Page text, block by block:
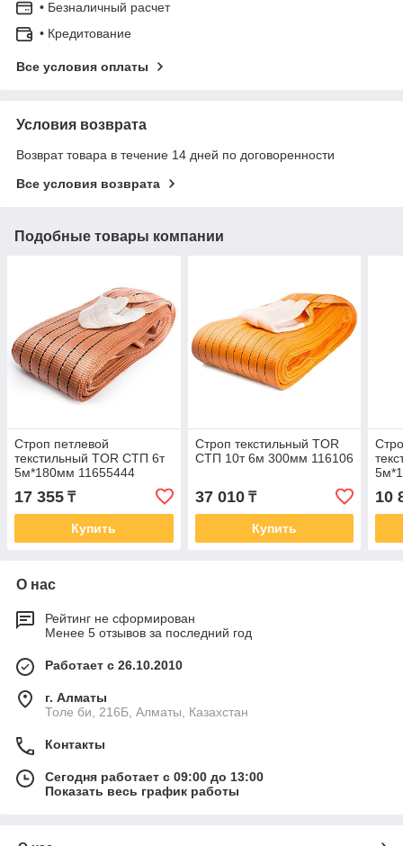
• Безналичный расчет
• Кредитование
Все условия оплаты
Условия возврата
Возврат товара в течение 14 дней по договоренности
Все условия возврата
Подобные товары компании
Строп петлевой
текстильный TOR СТП 6т
5м*180мм 11655444
17 355 ₸
Купить
Строп текстильный TOR
СТП 10т 6м 300мм 116106
37 010₸
Купить
10
О нас
Рейтинг не сформирован
Менее 5 отзывов за последний год
Работает с 26.10.2010
г. Алматы
Толе би, 216Б, Алматы, Казахстан
Контакты
Сегодня работает с 09:00 до 13:00
Показать весь график работы